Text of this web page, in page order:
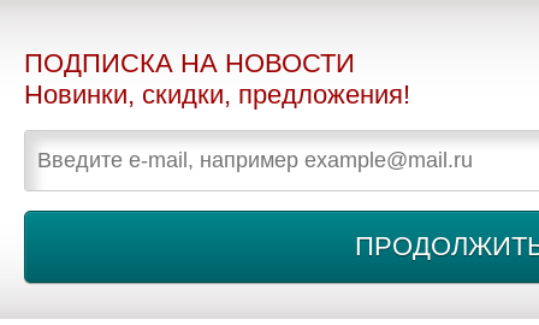
ПОДПИСКА НА НОВОСТИ
Новинки, скидки, предложения!